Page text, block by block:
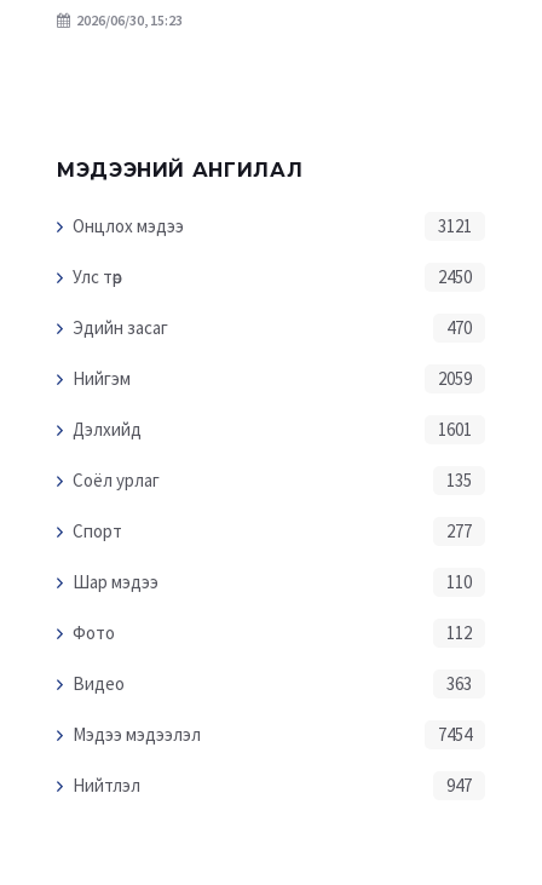
2026/06/30, 15:23
МЭДЭЭНИЙ АНГИЛАЛ
Онцлох мэдээ 3121
Улс төр 2450
Эдийн засаг 470
Нийгэм 2059
Дэлхийд 1601
Соёл урлаг 135
Спорт 277
Шар мэдээ 110
Фото 112
Видео 363
Мэдээ мэдээлэл 7454
Нийтлэл 947